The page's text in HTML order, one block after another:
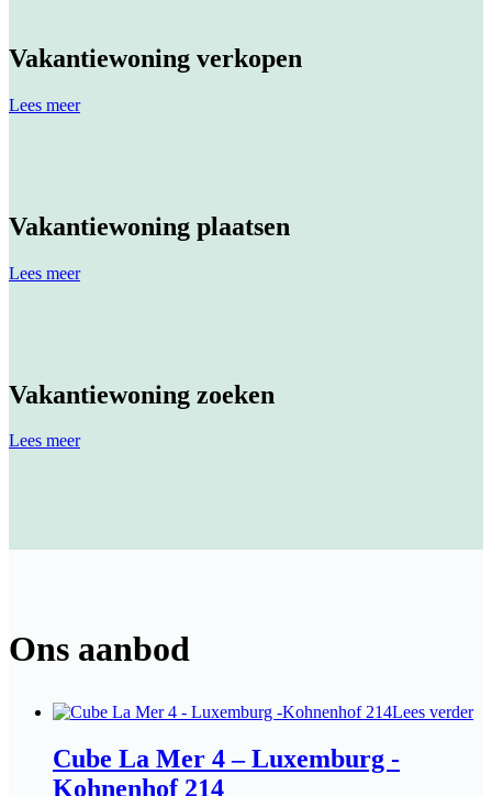
Vakantiewoning verkopen
Lees meer
Vakantiewoning plaatsen
Lees meer
Vakantiewoning zoeken
Lees meer
Ons aanbod
Lees verder
Cube La Mer 4 – Luxemburg -
Kohnenhof 214